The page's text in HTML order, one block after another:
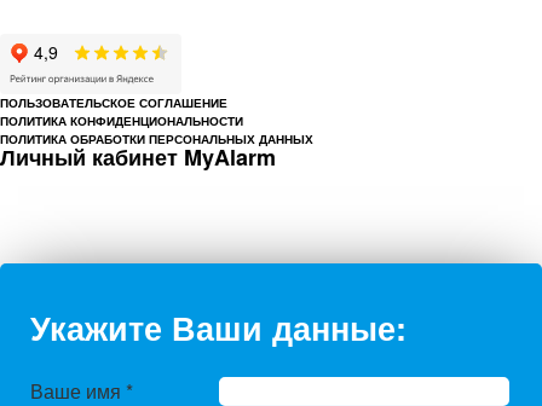
ПОЛЬЗОВАТЕЛЬСКОЕ СОГЛАШЕНИЕ
ПОЛИТИКА КОНФИДЕНЦИОНАЛЬНОСТИ
ПОЛИТИКА ОБРАБОТКИ ПЕРСОНАЛЬНЫХ ДАННЫХ
Личный кабинет MyAlarm
Укажите Ваши данные:
Ваше имя *